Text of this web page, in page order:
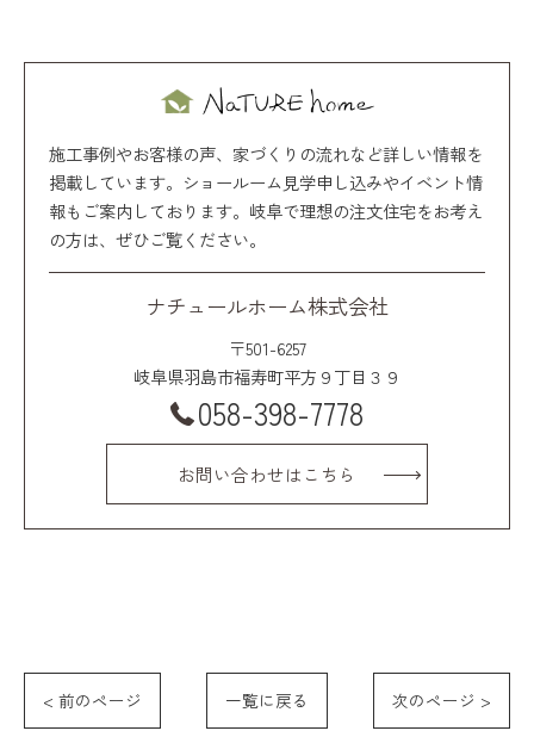
施工事例やお客様の声、家づくりの流れなど詳しい情報を
掲載しています。ショールーム見学申し込みやイベント情
報もご案内しております。岐阜で理想の注文住宅をお考え
の方は、ぜひご覧ください。
ナチュールホーム株式会社
〒501-6257
岐阜県羽島市福寿町平方９丁目３９
058-398-7778
お問い合わせはこちら
< 前のページ 一覧に戻る 次のページ >